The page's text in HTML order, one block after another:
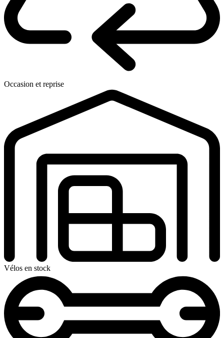
Occasion et reprise
Vélos en stock